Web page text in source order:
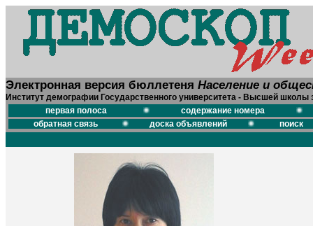
Электронная версия бюллетеня Население и
Институт демографии Государственного университета - Высшей школы
первая полоса
содержание номера
обратная связь
доска объявлений поиск